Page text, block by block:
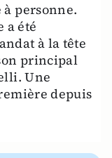
à personne.
a été
à la tête
principal
Une
depuis